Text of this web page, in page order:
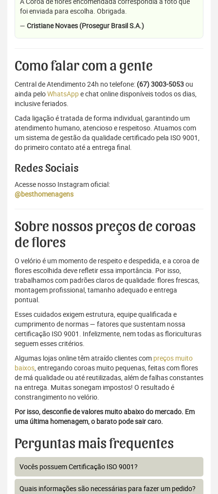
foi enviada para escolha. Obrigada.
— Cristiane Novaes (Prosegur Brasil S.A.)
Como falar com a gente
Central de Atendimento 24h no telefone: (67) 3003-5053ou
ainda peloWhatsAppe chat online disponíveis todos os dias,
inclusive feriados.
Cada ligação é tratada de forma individual, garantindo um
atendimento humano, atencioso e respeitoso. Atuamos com
um sistema de gestão da qualidade certificado pela ISO 9001,
do primeiro contato até a entrega final.
Redes Sociais
Acesse nosso Instagram oficial:
@besthomenagens
Sobre nossos preços de coroas
de flores
O velório é um momento de respeito e despedida, e a coroa de
flores escolhida deve refletir essa importância. Por isso,
trabalhamos com padrões claros de qualidade: flores frescas,
montagem profissional, tamanho adequado e entrega
pontual.
Esses cuidados exigem estrutura, equipe qualificada e
cumprimento de normas — fatores que sustentam nossa
certificação ISO 9001. Infelizmente, nem todas as floriculturas
seguem esses critérios.
Algumas lojas online têm atraído clientes com preços muito
baixos, entregando coroas muito pequenas, feitas com flores
de má qualidade ou até reutilizadas, além de falhas constantes
na entrega. Muitas sonegam impostos! O resultado é
constrangimento no velório.
Por isso, desconfie de valores muito abaixo do mercado. Em
uma última homenagem, o barato pode sair caro.
Perguntas mais frequentes
Vocês possuem Certificação ISO 9001?
Quais informações são necessárias para fazer um pedido?